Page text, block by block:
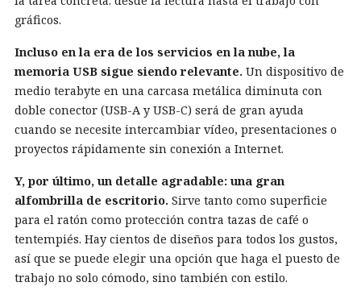
gráficos.
Incluso en la era de los servicios en la nube, la
memoria USB sigue siendo relevante. Un dispositivo de
medio terabyte en una carcasa metálica diminuta con
doble conector (USB-A y USB-C) será de gran ayuda
cuando se necesite intercambiar vídeo, presentaciones o
proyectos rápidamente sin conexión a Internet.
Y, por último, un detalle agradable: una gran
alfombrilla de escritorio. Sirve tanto como superficie
para el ratón como protección contra tazas de café o
tentempiés. Hay cientos de diseños para todos los gustos,
así que se puede elegir una opción que haga el puesto de
trabajo no solo cómodo, sino también con estilo.